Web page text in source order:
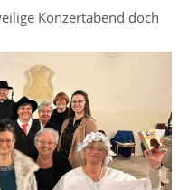
Konzertabend doch